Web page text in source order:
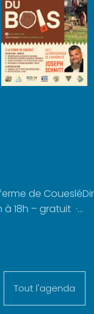
ferme de
18h – gratuit ·...
Tout l'agenda